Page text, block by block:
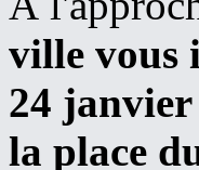
ville vous
24
la place